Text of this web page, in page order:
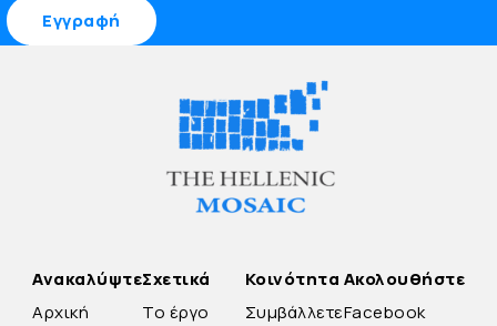
Ανακαλύψτε
Αρχική
Σχετικά
Το έργο
Κοινότητα
Συμβάλλετε
Ακολουθήστε
Facebook